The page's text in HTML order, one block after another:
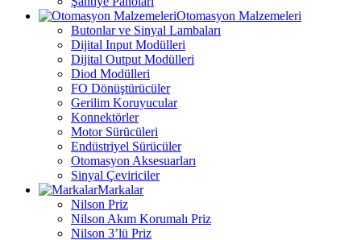
Otomasyon Malzemeleri
Butonlar ve Sinyal Lambaları
Dijital Input Modülleri
Dijital Output Modülleri
Diod Modülleri
FO Dönüştürücüler
Gerilim Koruyucular
Konnektörler
Motor Sürücüleri
Endüstriyel Sürücüler
Otomasyon Aksesuarları
Sinyal Çeviriciler
Markalar
Nilson Priz
Nilson Akım Korumalı Priz
Nilson 3’lü Priz